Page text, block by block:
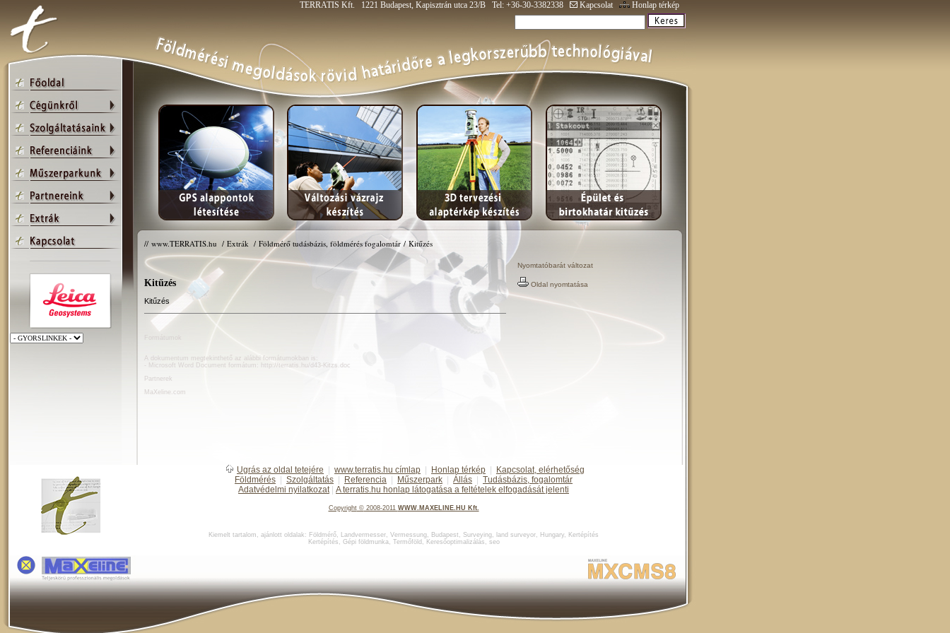
TERRATIS Kft. 1221 Budapest, Kapisztrán utca 23/B Tel: +36-30-3382338 Kapcsolat Honlap térkép
// www.TERRATIS.hu / Extrák / Földmérő tudásbázis, földmérés fogalomtár /Kitűzés
Kitűzés
Kitűzés
A dokumentum megtekinthető az alábbi formátumokban is:
- Microsoft Word Document formátum:
http://terratis.hu/d43-Kitzs.doc
Partnerek
MaXeline.com
Nyomtatóbarát változat
Oldal nyomtatása
Ugrás az oldal tetejére www.terratis.hu címlap Honlap térkép
Kapcsolat, elérhetőség
Földmérés
Szolgáltatás Referencia Műszerpark Állás
Tudásbázis, fogalomtár
Adatvédelmi nyilatkozat
A terratis.hu honlap látogatása a feltételek elfogadását jelenti
Copyright©2008-2011 WWW.MAXELINE.HU Kft.
Kiemelt tartalom, ajánlott oldalak: Földmérő, Landvermesser, Vermessung, Budapest , Surveying, land surveyor, Hungary, Kertépítés
Kertépítés , Gépi földmunka, Termőföld , Keresőoptimalizálás , seo